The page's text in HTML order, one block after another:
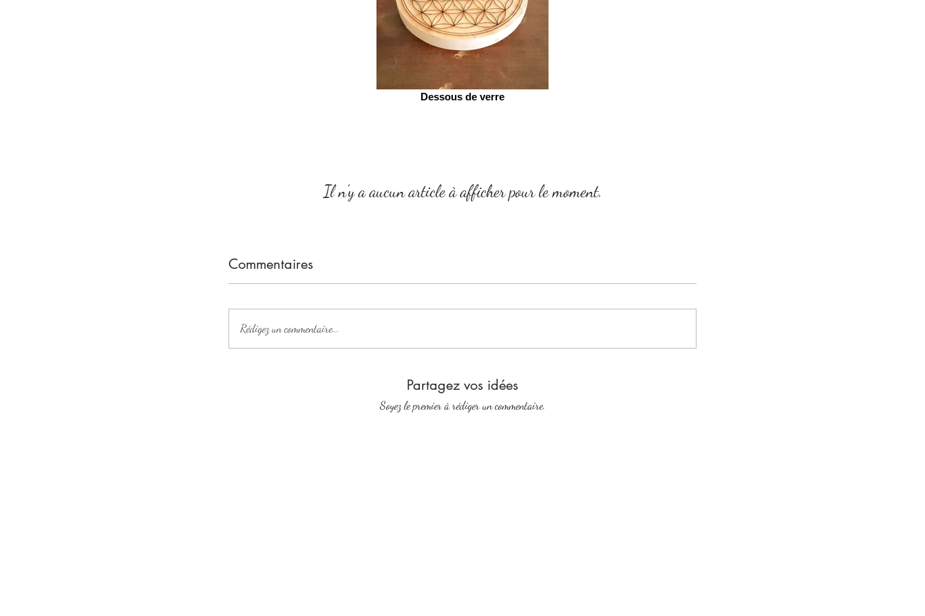
Dessous de verre
Il n'y a aucun article à afficher pour le moment.
Commentaires
Rédigez un commentaire...
Partagez vos idées
Soyez le premier à rédiger un commentaire.